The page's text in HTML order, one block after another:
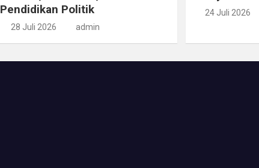
Pendidikan Politik
28 Juli 2026 admin
24 Juli 2026